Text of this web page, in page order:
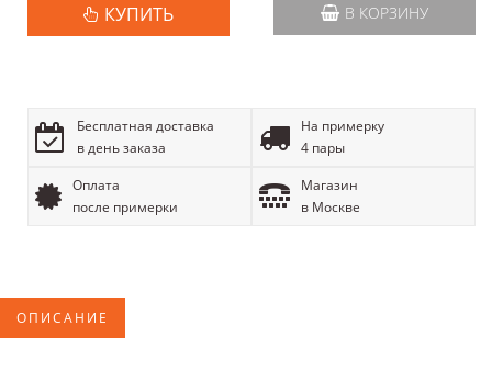
КУПИТЬ В КОРЗИНУ
Бесплатная доставка
в день заказа
На примерку
4 пары
Оплата
после примерки
Магазин
в Москве
ОПИСАНИЕ